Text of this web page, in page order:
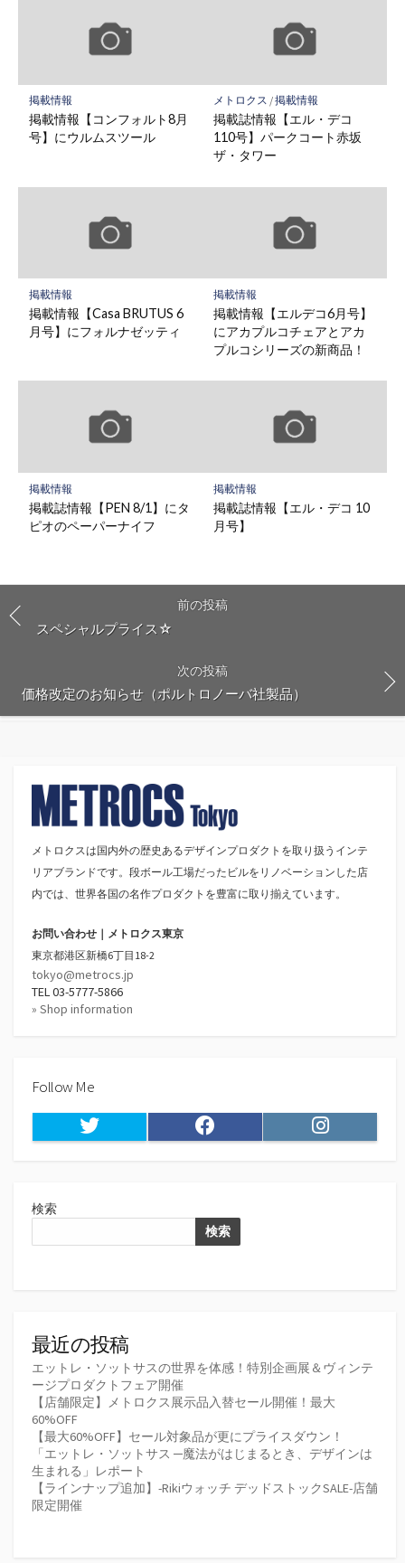
掲載情報
掲載情報【コンフォルト8月
号】にウルムスツール
メトロクス /掲載情報
掲載誌情報【エル・デコ
110号】パークコート赤坂
ザ・タワー
掲載情報
掲載情報【Casa BRUTUS 6
月号】にフォルナゼッティ
掲載情報
掲載情報【エルデコ6月号】
にアカプルコチェアとアカ
プルコシリーズの新商品！
掲載情報
掲載誌情報【PEN 8/1】にタ
ピオのペーパーナイフ
掲載情報
掲載誌情報【エル・デコ 10
月号】
前の投稿
スペシャルプライス☆
次の投稿
価格改定のお知らせ（ポルトロノーバ社製品）
メトロクスは国内外の歴史あるデザインプロダクトを取り扱うインテ
リアブランドです。段ボール工場だったビルをリノベーションした店
内では、世界各国の名作プロダクトを豊富に取り揃えています。
お問い合わせ｜メトロクス東京
東京都港区新橋6丁目18-2
tokyo@metrocs.jp
TEL 03-5777-5866
» Shop information
Follow Me
Twitter Facebook Instagram
検索
検索
最近の投稿
エットレ・ソットサスの世界を体感！特別企画展＆ヴィンテ
ージプロダクトフェア開催
【店舗限定】メトロクス展示品入替セール開催！最大
60%OFF
【最大60%OFF】セール対象品が更にプライスダウン！
「エットレ・ソットサス ─魔法がはじまるとき、デザインは
生まれる」レポート
【ラインナップ追加】-Rikiウォッチ デッドストックSALE-店舗
限定開催